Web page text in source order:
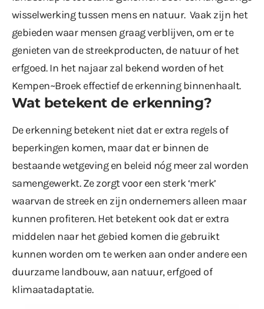
wisselwerking tussen mens en natuur. Vaak zijn het
gebieden waar mensen graag verblijven, om er te
genieten van de streekproducten, de natuur of het
erfgoed. In het najaar zal bekend worden of het
Kempen~Broek effectief de erkenning binnenhaalt.
Wat betekent de erkenning?
De erkenning betekent niet dat er extra regels of
beperkingen komen, maar dat er binnen de
bestaande wetgeving en beleid nóg meer zal worden
samengewerkt. Ze zorgt voor een sterk ‘merk’
waarvan de streek en zijn ondernemers alleen maar
kunnen profiteren. Het betekent ook dat er extra
middelen naar het gebied komen die gebruikt
kunnen worden om te werken aan onder andere een
duurzame landbouw, aan natuur, erfgoed of
klimaatadaptatie.